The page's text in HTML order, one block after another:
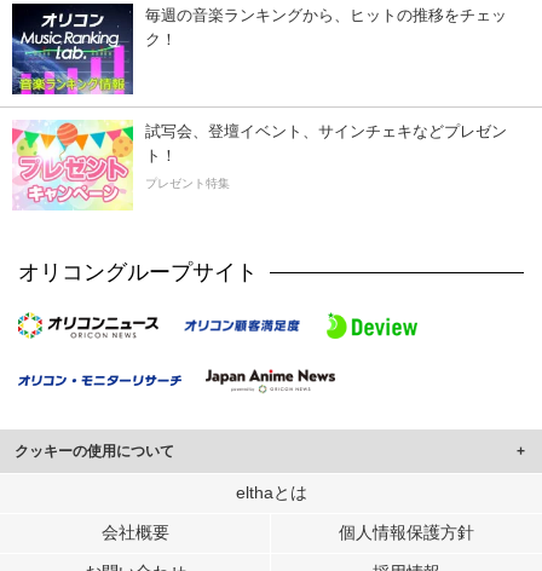
毎週の音楽ランキングから、ヒットの推移をチェッ
ク！
試写会、登壇イベント、サインチェキなどプレゼン
ト！
プレゼント特集
オリコングループサイト
クッキーの使用について
このサイトでは Cookie を使用して、ユーザーに合わせたコンテンツや広告の
行っています。
elthaとは
会社概要 個人情報保護方針